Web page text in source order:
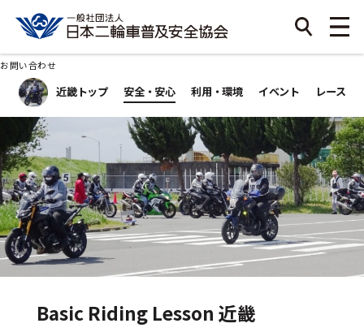
近畿トップ 安全・安心 利用・環境 イベント レース
お問い合わせ
Basic Riding Lesson 近畿